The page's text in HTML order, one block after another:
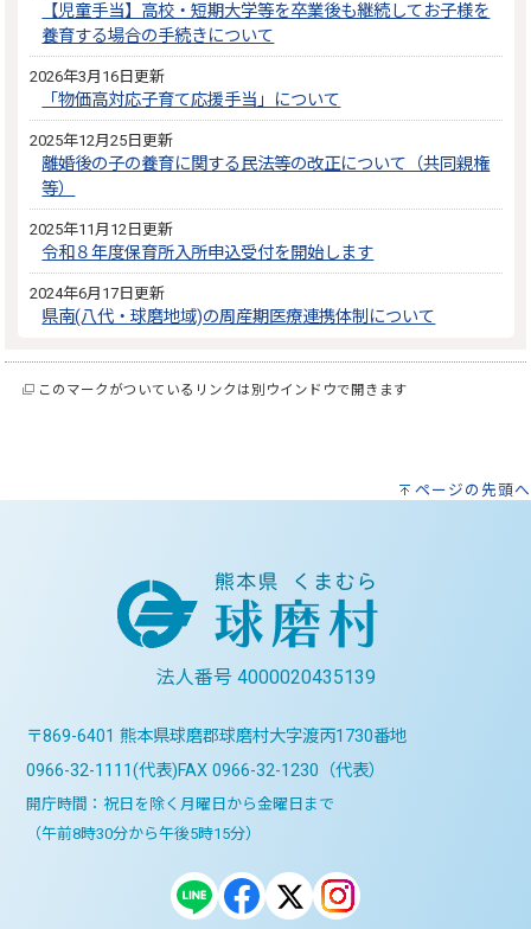
【児童手当】高校・短期大学等を卒業後も継続してお子様を
養育する場合の手続きについて
2026年3月16日更新
「物価高対応子育て応援手当」について
2025年12月25日更新
離婚後の子の養育に関する民法等の改正について（共同親権
等）
2025年11月12日更新
令和８年度保育所入所申込受付を開始します
2024年6月17日更新
県南(八代・球磨地域)の周産期医療連携体制について
このマークがついているリンクは別ウインドウで開きます
ページの先頭へ
法人番号 4000020435139
〒869-6401 熊本県球磨郡球磨村大字渡丙1730番地
0966-32-1111(代表)FAX 0966-32-1230（代表）
開庁時間：祝日を除く月曜日から金曜日まで
（午前8時30分から午後5時15分）